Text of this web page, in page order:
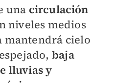
una circulación
niveles medios
mantendrá cielo
baja
lluvias y